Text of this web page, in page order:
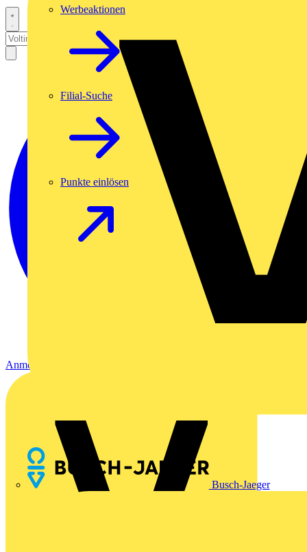
Busch-Jaeger
Werbeaktionen
Filial-Suche
Punkte einlösen
Anmelden